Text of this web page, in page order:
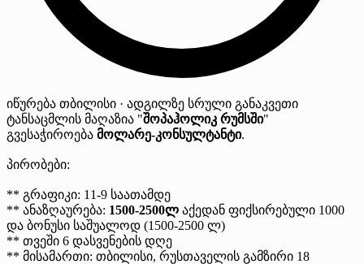
იწურება თბილისი · ადგილზე სრული განაკვეთი
ტანსაცმლის მაღაზია "შოპაჰოლიკ რუმსში"
გვესაჭიროება მოლარე-კონსულტანტი.
პირობები:
** გრაფიკი: 11-9 საათამდე
** ანაზღაურება: 1500-2500ლ აქედან ფიქსირებული 1000
და ბონუსი საშუალოდ (1500-2500 ლ)
** თვეში 6 დასვენების დღე
** მისამართი: თბილისი, რუსთაველის გამზირი 18